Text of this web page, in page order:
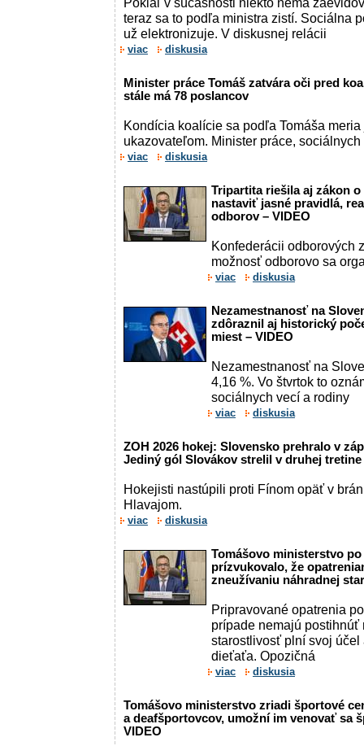
teraz sa to podľa ministra zistí. Sociálna
už elektronizuje. V diskusnej relácii
viac diskusia
Minister práce Tomáš zatvára oči pred
stále má 78 poslancov
Kondícia koalície sa podľa Tomáša
ukazovateľom. Minister práce, sociálnych
viac diskusia
Tripartita riešila aj zákon
nastaviť jasné pravidlá,
odborov – VIDEO
Konfederácii odborových
možnosť odborovo sa
viac diskusia
Nezamestnanosť na
zdôraznil aj historický
miest – VIDEO
Nezamestnanosť na
4,16 %. Vo štvrtok to
sociálnych vecí a rodiny
viac diskusia
ZOH 2026 hokej: Slovensko prehralo v
Jediný gól Slovákov strelil v druhej tretine
Hokejisti nastúpili proti Fínom opäť v
Hlavajom.
viac diskusia
Tomášovo ministerstvo
prízvukovalo, že
zneužívaniu náhradnej
Pripravované opatrenia
prípade nemajú postihnúť
starostlivosť plní svoj
dieťaťa. Opozičná
viac diskusia
Tomášovo ministerstvo zriadi športové
a deafšportovcov, umožní im venovať sa
VIDEO